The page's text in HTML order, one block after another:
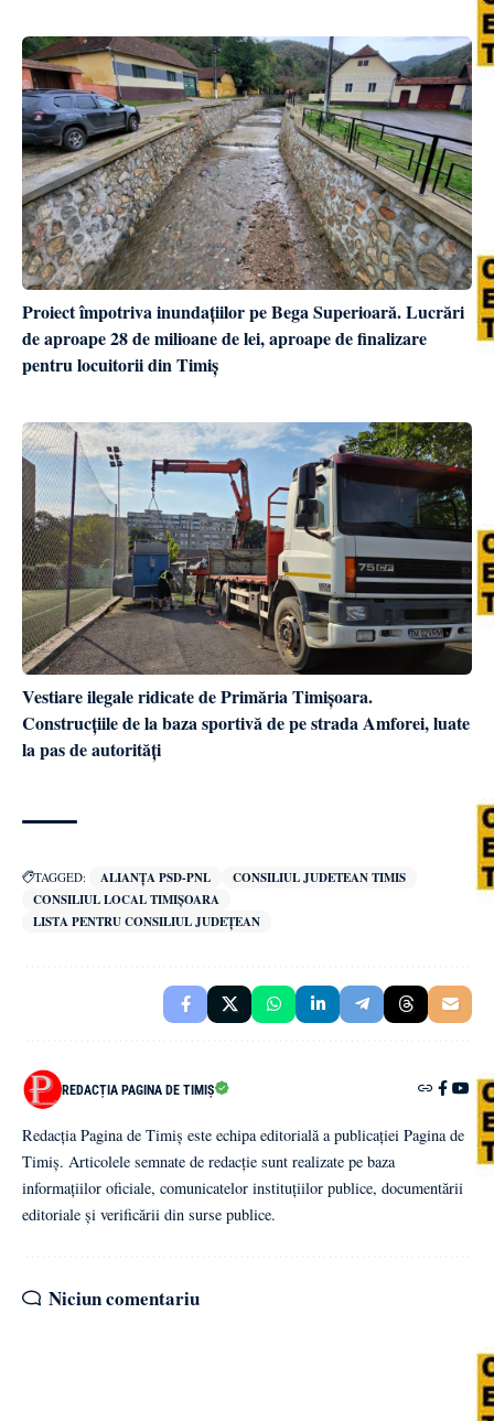
Proiect împotriva inundațiilor pe Bega Superioară. Lucrări
de aproape 28 de milioane de lei, aproape de finalizare
pentru locuitorii din Timiș
Vestiare ilegale ridicate de Primăria Timișoara.
Construcțiile de la baza sportivă de pe strada Amforei, luate
la pas de autorități
TAGGED: ALIANȚA PSD-PNL
CONSILIUL JUDETEAN TIMIS
CONSILIUL LOCAL TIMIȘOARA
LISTA PENTRU CONSILIUL JUDEȚEAN
REDACȚIA PAGINA DE TIMIȘ
Redacția Pagina de Timiș este echipa editorială a publicației Pagina de
Timiș. Articolele semnate de redacție sunt realizate pe baza
informațiilor oficiale, comunicatelor instituțiilor publice, documentării
editoriale și verificării din surse publice.
Niciun comentariu